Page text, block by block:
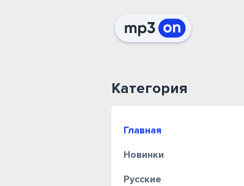
Категория
Главная
Новинки
Русские